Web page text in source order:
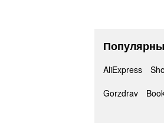
AliExpress
Gorzdrav